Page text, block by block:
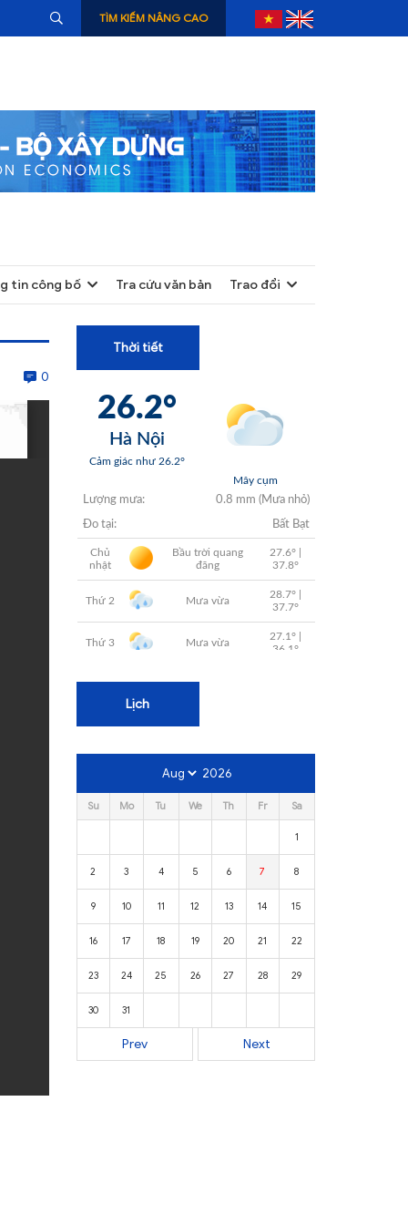
TÌM KIẾM NÂNG CAO
tin công bố Tra cứu văn bản Trao đổi
0
Thời tiết
Lịch
Prev Next
2026
Su Mo Tu We Th Fr Sa
1
2 3 4 5 6 7 8
9 10 11 12 13 14 15
16 17 18 19 20 21 22
23 24 25 26 27 28 29
30 31